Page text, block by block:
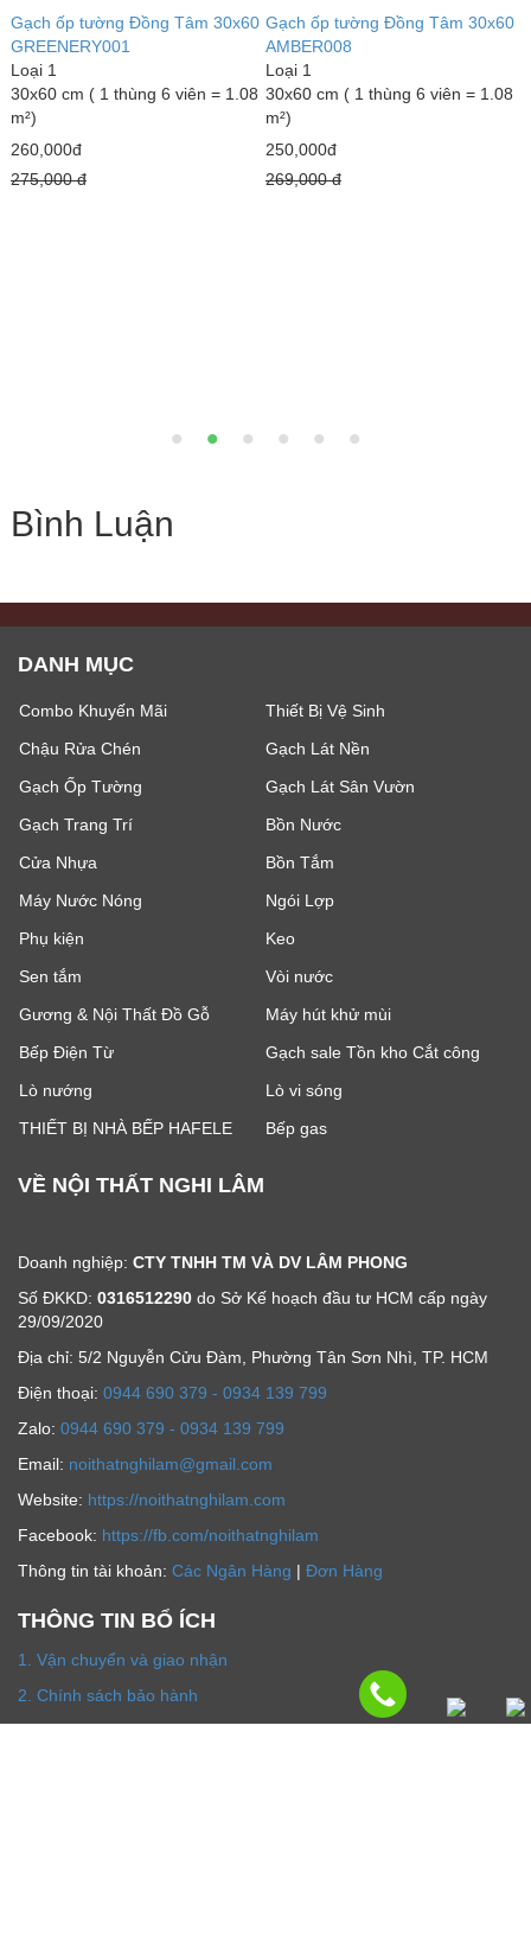
Gạch ốp tường Đồng Tâm 30x60
GREENERY001
Loại 1
30x60 cm ( 1 thùng 6 viên = 1.08
m²)
260,000đ
275,000 đ
Gạch ốp tường Đồng Tâm 30x60
AMBER008
Loại 1
30x60 cm ( 1 thùng 6 viên = 1.08
m²)
250,000đ
269,000 đ
Bình Luận
DANH MỤC
Combo Khuyến Mãi
Thiết Bị Vệ Sinh
Chậu Rửa Chén
Gạch Lát Nền
Gạch Ốp Tường
Gạch Lát Sân Vườn
Gạch Trang Trí
Bồn Nước
Cửa Nhựa
Bồn Tắm
Máy Nước Nóng
Ngói Lợp
Phụ kiện
Keo
Sen tắm
Vòi nước
Gương & Nội Thất Đồ Gỗ
Máy hút khử mùi
Bếp Điện Từ
Gạch sale Tồn kho Cắt công
Lò nướng
Lò vi sóng
THIẾT BỊ NHÀ BẾP HAFELE
Bếp gas
VỀ NỘI THẤT NGHI LÂM
Doanh nghiệp: CTY TNHH TM VÀ DV LÂM PHONG
Số ĐKKD: 0316512290 do Sở Kế hoạch đầu tư HCM cấp ngày
29/09/2020
Địa chỉ: 5/2 Nguyễn Cửu Đàm, Phường Tân Sơn Nhì, TP. HCM
Ðiện thoại: 0944 690 379 - 0934 139 799
Zalo: 0944 690 379 - 0934 139 799
Email: noithatnghilam@gmail.com
Website: https://noithatnghilam.com
Facebook: https://fb.com/noithatnghilam
Thông tin tài khoản: Các Ngân Hàng | Đơn Hàng
THÔNG TIN BỔ ÍCH
1. Vận chuyển và giao nhận
2. Chính sách bảo hành